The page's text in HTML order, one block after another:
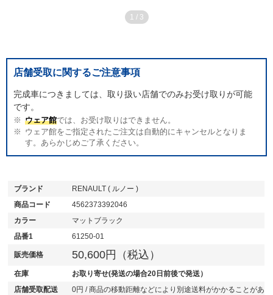
1 / 3
店舗受取に関するご注意事項
完成車につきましては、取り扱い店舗でのみお受け取りが可能
です。
ウェア館では、お受け取りはできません。
ウェア館をご指定されたご注文は自動的にキャンセルとなりま
す。あらかじめご了承ください。
ブランド
RENAULT ( ルノー )
商品コード
4562373392046
カラー
マットブラック
品番1
61250-01
販売価格 50,600円（税込）
在庫
お取り寄せ(発送の場合20日前後で発送）
店舗受取配送
0円 / 商品の移動距離などにより別途送料がかかることがあ